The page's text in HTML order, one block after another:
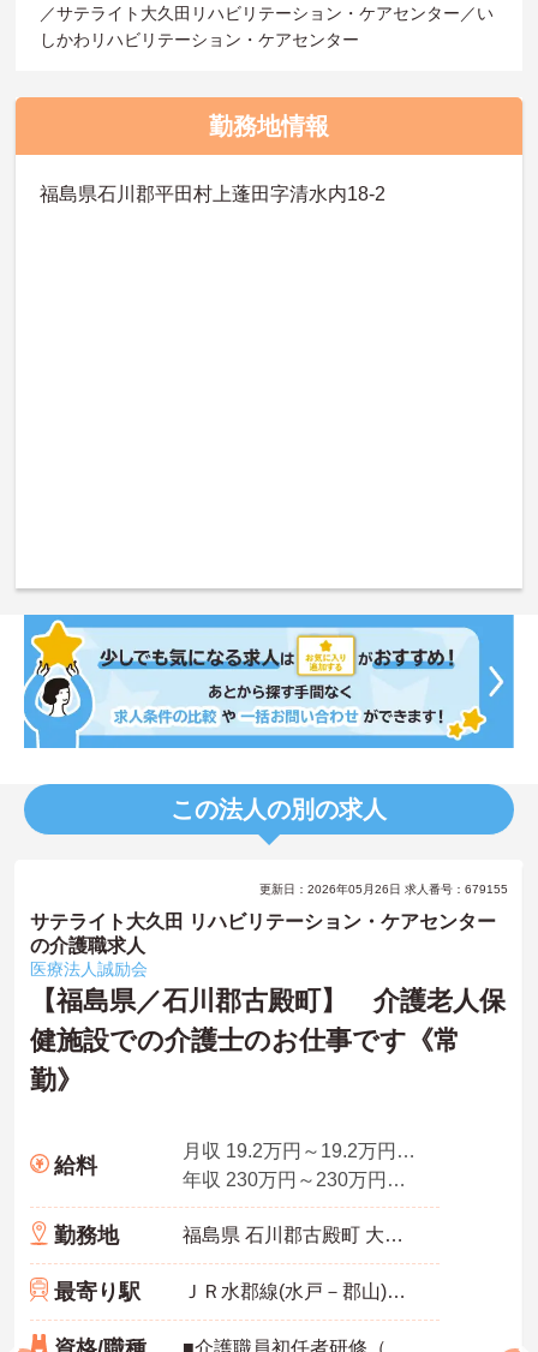
／サテライト大久田リハビリテーション・ケアセンター／い
しかわリハビリテーション・ケアセンター
勤務地情報
福島県石川郡平田村上蓬田字清水内18-2
この法人の別の求人
更新日：2026年05月26日 求人番号：679155
サテライト大久田 リハビリテーション・ケアセンター
の介護職求人
医療法人誠励会
【福島県／石川郡古殿町】 介護老人保
健施設での介護士のお仕事です《常
勤》
給料
月収 19.2万円～19.2万円程度（夜勤4回分手当含む諸手当込）
年収 230万円～230万円程度（賞与別途支給）
勤務地 福島県 石川郡古殿町 大久田字石神44-1
最寄り駅 ＪＲ水郡線(水戸－郡山)「磐城石井駅」バス・車39分